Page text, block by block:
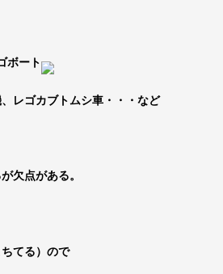
ボート
レゴカブトムシ車・・・など
欠点がある。
てる）ので